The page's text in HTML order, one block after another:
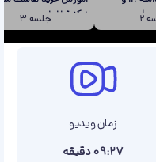
2
+ کد تخفیفجلسه 3
زمان ویدیو
09:27 دقیقه